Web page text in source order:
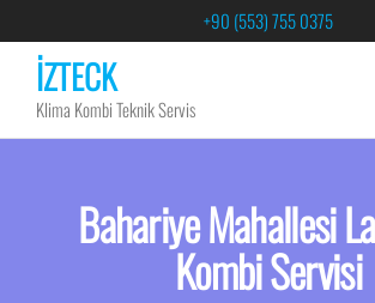
+90 (553) 755 0375
İZTECK
Klima Kombi Teknik Servis
Bahariye Mahallesi
Kombi Servisi